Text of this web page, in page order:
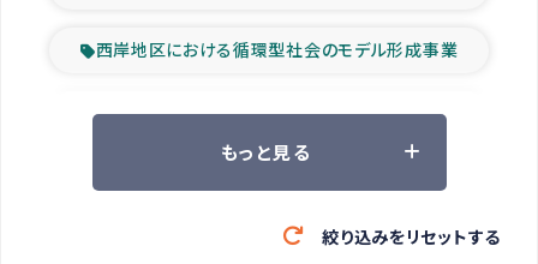
西岸地区における循環型社会のモデル形成事業
ツアー参加者の声
緊急救援の時代
もっと見る
絞り込みをリセットする